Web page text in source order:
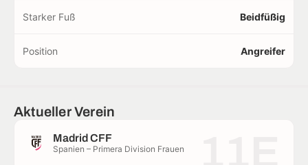
Starker Fuß Beidfüßig
Position Angreifer
Aktueller Verein
Madrid CFF
Spanien – Primera Division Frauen